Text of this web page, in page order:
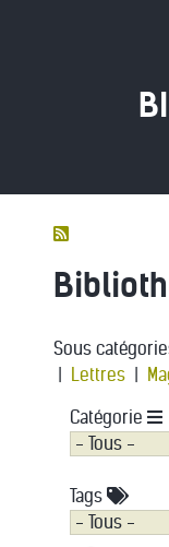
Sous
Lettres
Catégorie
Tags